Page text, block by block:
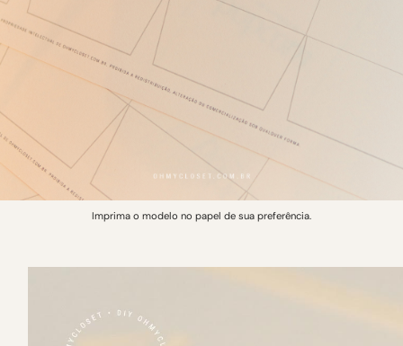
Imprima o modelo no papel de sua preferência.